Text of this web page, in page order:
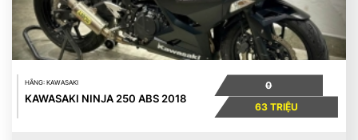
HÃNG: KAWASAKI
KAWASAKI NINJA 250 ABS 2018
0
63 TRIỆU